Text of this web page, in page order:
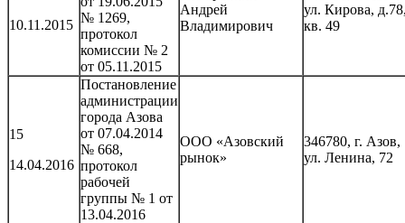
10.11.2015 № 1269,
протокол
комиссии № 2
от 05.11.2015
Андрей
Владимирович
ул. Кирова,
кв. 49
15
14.04.2016
Постановление
администрации
города Азова
от 07.04.2014
№ 668,
протокол
рабочей
группы № 1 от
13.04.2016
ООО «Азовский
рынок»
346780, г. Азов,
ул. Ленина, 72